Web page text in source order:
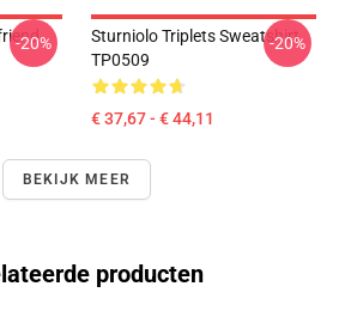
-20%
Sturniolo Triplets Sweatshirt
TP0509
€ 37,67 - € 44,11
-20%
BEKIJK MEER
producten